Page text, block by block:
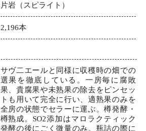
片岩（スピライト）
2,196本
サヴ二エールと同様に収穫時の畑での
選果を徹底している。一房毎に腐敗
果、貴腐果や未熟果の除去をピンセッ
トも用いて完全に行い、適熟果のみを
全房の状態でセラーに運ぶ。樽発酵・
樽熟成。SO2添加はマロラクティック
発酵の後にごく微量のみ。瓶詰の際に